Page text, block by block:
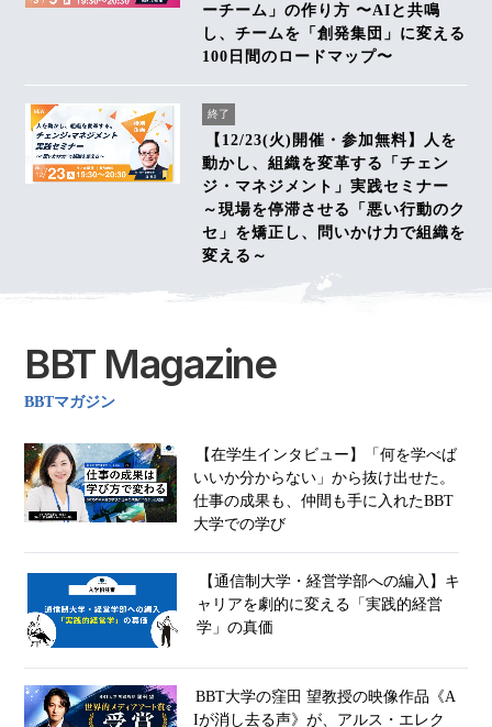
ーチーム」の作り方 〜AIと共鳴
し、チームを「創発集団」に変える
100日間のロードマップ〜
終了
【12/23(火)開催・参加無料】人を
動かし、組織を変革する「チェン
ジ・マネジメント」実践セミナー
～現場を停滞させる「悪い行動のク
セ」を矯正し、問いかけ力で組織を
変える～
BBT Magazine
BBTマガジン
【在学生インタビュー】「何を学べば
いいか分からない」から抜け出せた。
仕事の成果も、仲間も手に入れたBBT
大学での学び
【通信制大学・経営学部への編入】キ
ャリアを劇的に変える「実践的経営
学」の真価
BBT大学の窪田 望教授の映像作品《A
Iが消し去る声》が、アルス・エレク